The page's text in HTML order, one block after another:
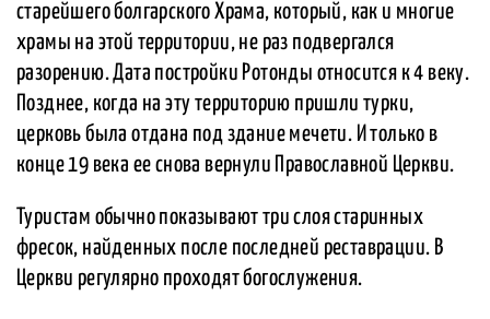
старейшего болгарского Храма, который, как и многие
храмы на этой территории, не раз подвергался
разорению. Дата постройки Ротонды относится к 4 веку.
Позднее, когда на эту территорию пришли турки,
церковь была отдана под здание мечети. И только в
конце 19 века ее снова вернули Православной Церкви.
Туристам обычно показывают три слоя старинных
фресок, найденных после последней реставрации. В
Церкви регулярно проходят богослужения.